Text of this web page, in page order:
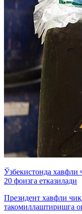
Ўзбекистонда
20 фоизга етказилади
Президент хавфли
такомиллаштиришга